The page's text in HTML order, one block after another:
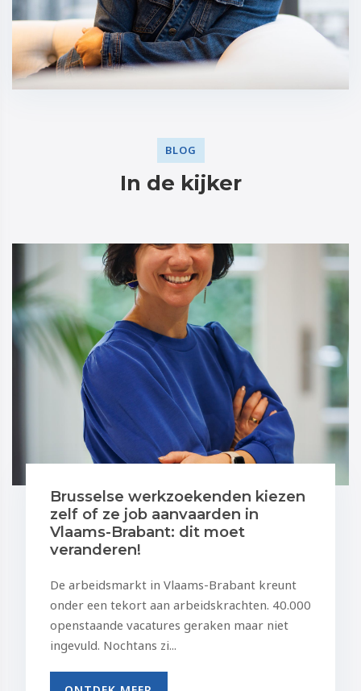
BLOG
In de kijker
Brusselse werkzoekenden kiezen
zelf of ze job aanvaarden in
Vlaams-Brabant: dit moet
veranderen!
De arbeidsmarkt in Vlaams-Brabant kreunt
onder een tekort aan arbeidskrachten. 40.000
openstaande vacatures geraken maar niet
ingevuld. Nochtans zi...